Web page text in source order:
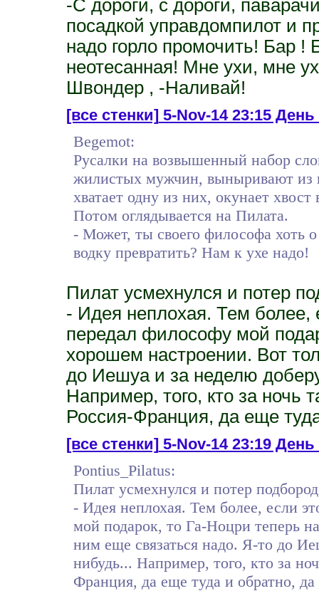
-С дороги, с дороги,
посадкой управдомпилот и
надо горло промочить! Бар !
неотесанная! Мне ухи, мне
Швондер , -Наливай!
[все стенки]5-Nov-14 23:15
Begemot:
Русалки на возвышенный набор
жилистых мужчин, выныривают из
хватает одну из них, окунает
Потом оглядывается на Пилата.
- Может, ты своего философа хоть
водку превратить? Нам к ухе надо!
Пилат усмехнулся и потер
- Идея неплохая. Тем более,
передал философу мой
хорошем настроении. Вот
до Иешуа и за неделю
Например, того, кто за ночь
Россия-Франция, да еще
[все стенки]5-Nov-14 23:19
Pontius_Pilatus:
Пилат усмехнулся и потер
- Идея неплохая. Тем более, если
мой подарок, то Га-Ноцри теперь
ним еще связаться надо. Я-то до
нибудь... Например, того, кто за
Франция, да еще туда и обратно,